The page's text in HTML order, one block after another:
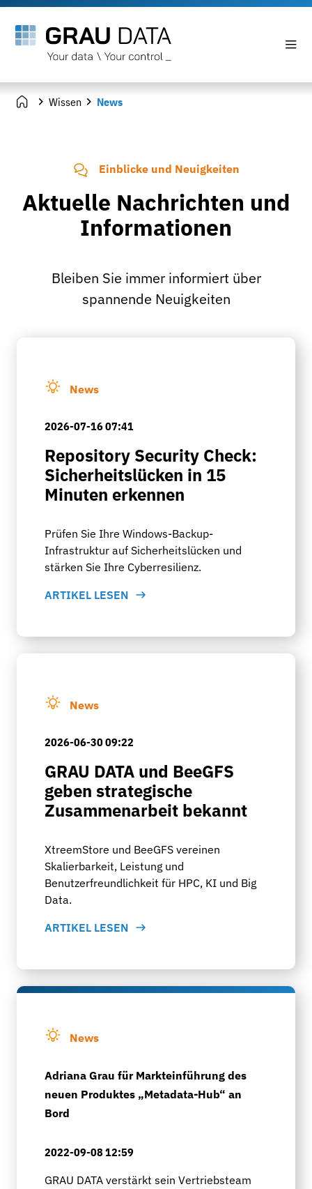
Wissen News
Einblicke und Neuigkeiten
Aktuelle Nachrichten und
Informationen
Bleiben Sie immer informiert über
spannende Neuigkeiten
News
2026-07-16 07:41
Repository Security Check:
Sicherheitslücken in 15
Minuten erkennen
Prüfen Sie Ihre Windows-Backup-
Infrastruktur auf Sicherheitslücken und
stärken Sie Ihre Cyberresilienz.
ARTIKEL LESEN
News
2026-06-30 09:22
GRAU DATA und BeeGFS
geben strategische
Zusammenarbeit bekannt
XtreemStore und BeeGFS vereinen
Skalierbarkeit, Leistung und
Benutzerfreundlichkeit für HPC, KI und Big
Data.
ARTIKEL LESEN
News
Adriana Grau für Markteinführung des
neuen Produktes „Metadata-Hub“ an
Bord
2022-09-08 12:59
GRAU DATA verstärkt sein Vertriebsteam